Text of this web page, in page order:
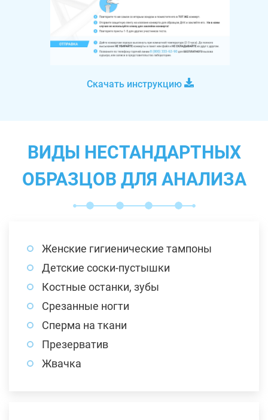
Скачать инструкцию
ВИДЫ НЕСТАНДАРТНЫХ
ОБРАЗЦОВ ДЛЯ АНАЛИЗА
Женские гигиенические тампоны
Детские соски-пустышки
Костные останки, зубы
Срезанные ногти
Сперма на ткани
Презерватив
Жвачка